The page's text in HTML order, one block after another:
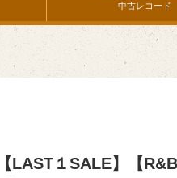
中古レコード
【LAST１SALE】【